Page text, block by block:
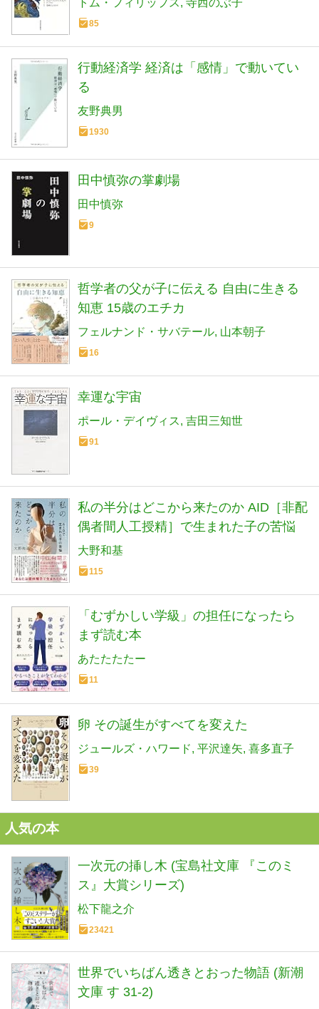
トム・フィリップス 寺西のぶ子
85
行動経済学 経済は「感情」で動いてい
る
友野典男
1930
田中慎弥の掌劇場
田中慎弥
9
哲学者の父が子に伝える 自由に生きる
知恵 15歳のエチカ
フェルナンド・サバテール 山本朝子
16
幸運な宇宙
ポール・デイヴィス 吉田三知世
91
私の半分はどこから来たのか AID［非配
偶者間人工授精］で生まれた子の苦悩
大野和基
115
「むずかしい学級」の担任になったら
まず読む本
あたたたたー
11
卵 その誕生がすべてを変えた
ジュールズ・ハワード 平沢達矢 喜多直子
39
人気の本
一次元の挿し木 (宝島社文庫 『このミ
ス』大賞シリーズ)
松下龍之介
23421
世界でいちばん透きとおった物語 (新潮
文庫 す 31-2)